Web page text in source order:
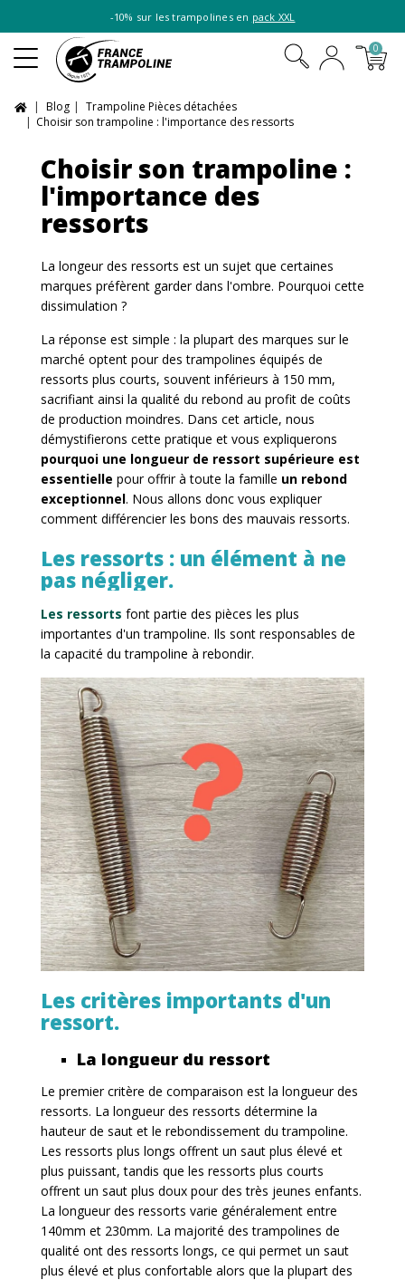
-10% sur les trampolines en pack XXL
0
Blog
Trampoline Pièces détachées
Choisir son trampoline : l'importance des ressorts
Choisir son trampoline :
l'importance des
ressorts
La longeur des ressorts est un sujet que certaines
marques préfèrent garder dans l'ombre. Pourquoi cette
dissimulation ?
La réponse est simple : la plupart des marques sur le
marché optent pour des trampolines équipés de
ressorts plus courts, souvent inférieurs à 150 mm,
sacrifiant ainsi la qualité du rebond au profit de coûts
de production moindres. Dans cet article, nous
démystifierons cette pratique et vous expliquerons
pourquoi une longueur de ressort supérieure est
essentielle pour offrir à toute la famille un rebond
exceptionnel. Nous allons donc vous expliquer
comment différencier les bons des mauvais ressorts.
Les ressorts : un élément à ne
pas négliger.
Les ressorts font partie des pièces les plus
importantes d'un trampoline. Ils sont responsables de
la capacité du trampoline à rebondir.
Les critères importants d'un
ressort.
La longueur du ressort
Le premier critère de comparaison est la longueur des
ressorts. La longueur des ressorts détermine la
hauteur de saut et le rebondissement du trampoline.
Les ressorts plus longs offrent un saut plus élevé et
plus puissant, tandis que les ressorts plus courts
offrent un saut plus doux pour des très jeunes enfants.
La longueur des ressorts varie généralement entre
140mm et 230mm. La majorité des trampolines de
qualité ont des ressorts longs, ce qui permet un saut
plus élevé et plus confortable alors que la plupart des